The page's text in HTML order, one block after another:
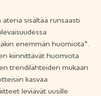
sisältää runsaasti
enemmän huomiota*.
kiinnittävät huomiota
trendilähteiden mukaan
kasvaa
leviävät uusille